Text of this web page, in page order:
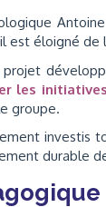
est éloigné de
projet
les
groupe.
investis
durable